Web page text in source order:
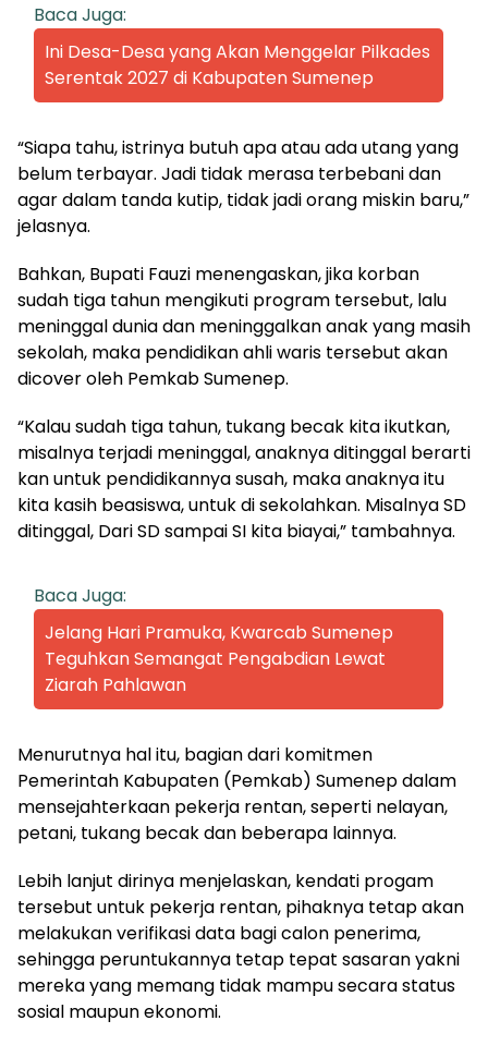
Baca Juga:
Ini Desa-Desa yang Akan Menggelar Pilkades
Serentak 2027 di Kabupaten Sumenep
“Siapa tahu, istrinya butuh apa atau ada utang yang
belum terbayar. Jadi tidak merasa terbebani dan
agar dalam tanda kutip, tidak jadi orang miskin baru,”
jelasnya.
Bahkan, Bupati Fauzi menengaskan, jika korban
sudah tiga tahun mengikuti program tersebut, lalu
meninggal dunia dan meninggalkan anak yang masih
sekolah, maka pendidikan ahli waris tersebut akan
dicover oleh Pemkab Sumenep.
“Kalau sudah tiga tahun, tukang becak kita ikutkan,
misalnya terjadi meninggal, anaknya ditinggal berarti
kan untuk pendidikannya susah, maka anaknya itu
kita kasih beasiswa, untuk di sekolahkan. Misalnya SD
ditinggal, Dari SD sampai SI kita biayai,” tambahnya.
Baca Juga:
Jelang Hari Pramuka, Kwarcab Sumenep
Teguhkan Semangat Pengabdian Lewat
Ziarah Pahlawan
Menurutnya hal itu, bagian dari komitmen
Pemerintah Kabupaten (Pemkab) Sumenep dalam
mensejahterkaan pekerja rentan, seperti nelayan,
petani, tukang becak dan beberapa lainnya.
Lebih lanjut dirinya menjelaskan, kendati progam
tersebut untuk pekerja rentan, pihaknya tetap akan
melakukan verifikasi data bagi calon penerima,
sehingga peruntukannya tetap tepat sasaran yakni
mereka yang memang tidak mampu secara status
sosial maupun ekonomi.